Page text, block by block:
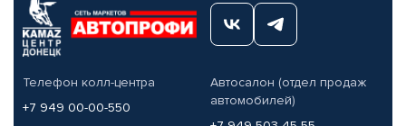
Телефон колл-центра
+7 949 00-00-550
Автосалон (отдел продаж
автомобилей)